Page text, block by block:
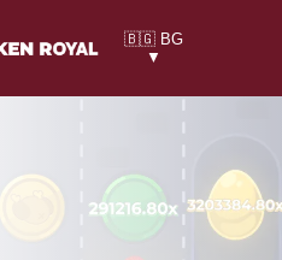
🇧🇬 BG
▼